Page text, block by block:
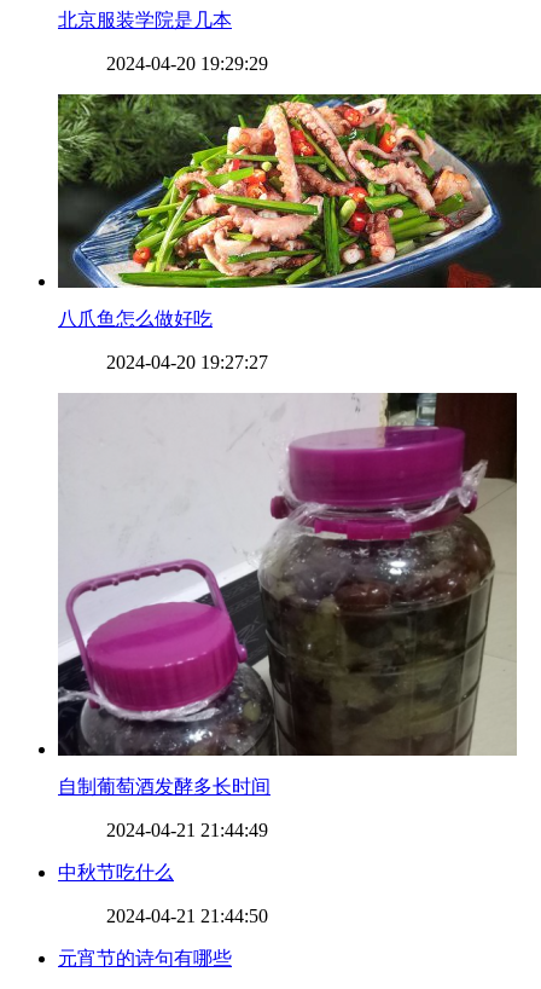
​北京服装学院是几本
2024-04-20 19:29:29
​八爪鱼怎么做好吃
2024-04-20 19:27:27
​自制葡萄酒发酵多长时间
2024-04-21 21:44:49
​中秋节吃什么
2024-04-21 21:44:50
​元宵节的诗句有哪些